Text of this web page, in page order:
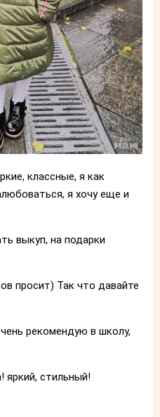
классные, я как
я хочу еще и
выкуп, на подарки
просит) Так что давайте
рекомендую в школу,
яркий, стильный!